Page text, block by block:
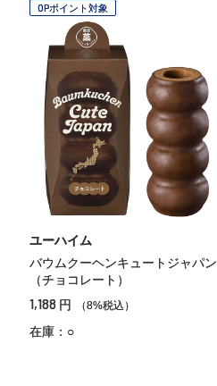
OPポイント対象
ユーハイム
バウムクーヘンキュートジャパン
（チョコレート）
1,188 円 （8%税込）
在庫：○